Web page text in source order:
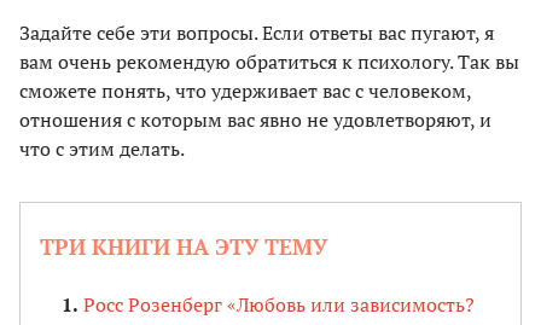
Задайте себе эти вопросы. Если ответы вас пугают, я
вам очень рекомендую обратиться к психологу. Так вы
сможете понять, что удерживает вас с человеком,
отношения с которым вас явно не удовлетворяют, и
что с этим делать.
ТРИ КНИГИ НА ЭТУ ТЕМУ
Росс Розенберг «Любовь или зависимость?